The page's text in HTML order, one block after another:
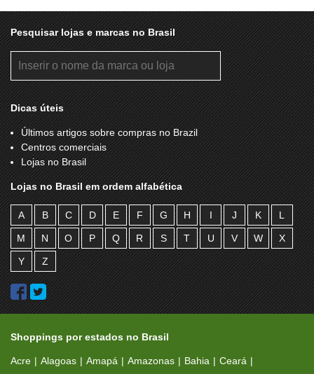
ROSA GRENÁ SAC
SAFARI TOUR SALA DE APOIO
SCARANZA SELFIE STORE
SEM PARAR SHOWCOLATE
SMART MOBILE SÓBRANCELHAS
SUBWAY SUCÃO
SUCO BAGAÇO TELEFONE PÚBLICO
TEMAKERIA MAKIS PLACE TENNIS ONE
TUDO BELLO UTOPIA
VIA TIME VITTA MODA MASCULINA
VIVO WORLD TENNIS
YOUCEL ZIG ZAG PLAY
Pesquisar lojas e marcas no Brasil
Dicas úteis
Últimos artigos sobre compras no Brazil
Centros comerciais
Lojas no Brasil
Lojas no Brasil em ordem alfabética
A B C D E F G H I J K L
M N O P Q R S T U V W X
Y Z
Shoppings por estados no Brasil
Acre Alagoas Amapá Amazonas Bahia
Ceará